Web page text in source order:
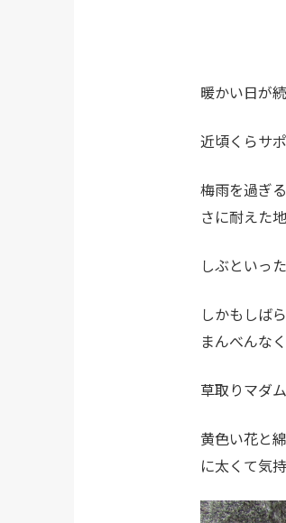
暖かい日が
近頃くらサ
梅雨を過ぎ
さに耐えた
しぶといっ
しかもしば
まんべんな
草取りマダ
黄色い花と
に太くて気